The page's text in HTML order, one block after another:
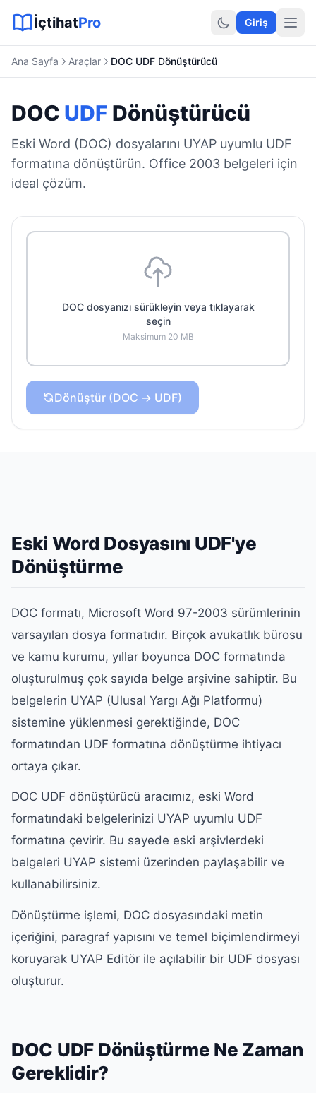
Hukuki Araçlar
İçtihatPro Giriş
Ana Sayfa Araçlar DOC UDF Dönüştürücü
DOC UDF Dönüştürücü
Eski Word (DOC) dosyalarını UYAP uyumlu UDF
formatına dönüştürün. Office 2003 belgeleri için
ideal çözüm.
DOC dosyanızı sürükleyin veya tıklayarak
seçin
Maksimum 20 MB
Dönüştür (DOC → UDF)
Eski Word Dosyasını UDF'ye
Dönüştürme
DOC formatı, Microsoft Word 97-2003 sürümlerinin
varsayılan dosya formatıdır. Birçok avukatlık bürosu
ve kamu kurumu, yıllar boyunca DOC formatında
oluşturulmuş çok sayıda belge arşivine sahiptir. Bu
belgelerin UYAP (Ulusal Yargı Ağı Platformu)
sistemine yüklenmesi gerektiğinde, DOC
formatından UDF formatına dönüştürme ihtiyacı
ortaya çıkar.
DOC UDF dönüştürücü aracımız, eski Word
formatındaki belgelerinizi UYAP uyumlu UDF
formatına çevirir. Bu sayede eski arşivlerdeki
belgeleri UYAP sistemi üzerinden paylaşabilir ve
kullanabilirsiniz.
Dönüştürme işlemi, DOC dosyasındaki metin
içeriğini, paragraf yapısını ve temel biçimlendirmeyi
koruyarak UYAP Editör ile açılabilir bir UDF dosyası
oluşturur.
DOC UDF Dönüştürme Ne Zaman
Gereklidir?